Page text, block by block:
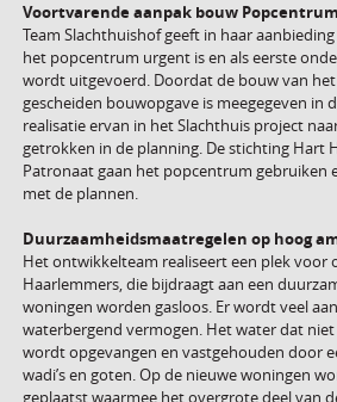
Voortvarende aanpak bouw Popcentrum
Team Slachthuishof geeft in haar
het popcentrum urgent is en als eerste
wordt uitgevoerd. Doordat de bouw van
gescheiden bouwopgave is meegegeven in
realisatie ervan in het Slachthuis project
getrokken in de planning. De stichting Hart
Patronaat gaan het popcentrum gebruiken
met de plannen.
Duurzaamheidsmaatregelen op hoog
Het ontwikkelteam realiseert een plek voor
Haarlemmers, die bijdraagt aan een
woningen worden gasloos. Er wordt veel
waterbergend vermogen. Het water dat
wordt opgevangen en vastgehouden door
wadi’s en goten. Op de nieuwe woningen
geplaatst waarmee het overgrote deel van